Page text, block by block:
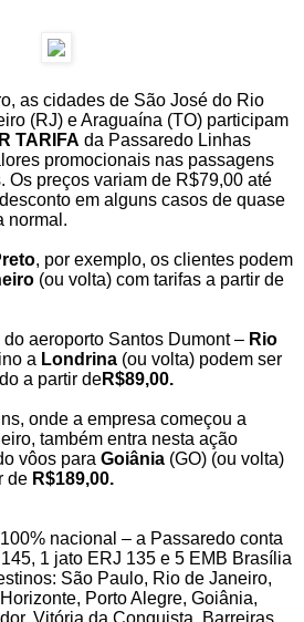
as cidades de São José do Rio
(RJ) e Araguaína (TO) participam
TARIFA da Passaredo Linhas
promocionais nas passagens
Os preços variam de R$79,00 até
em alguns casos de quase
normal.
, por exemplo, os clientes podem
(ou volta) com tarifas a partir de
aeroporto Santos Dumont – Rio
a Londrina (ou volta) podem ser
a partir deR$89,00.
onde a empresa começou a
também entra nesta ação
vôos para Goiânia (GO) (ou volta)
de R$189,00.
nacional – a Passaredo conta
1 jato ERJ 135 e 5 EMB Brasília
São Paulo, Rio de Janeiro,
Porto Alegre, Goiânia,
Vitória da Conquista, Barreiras,